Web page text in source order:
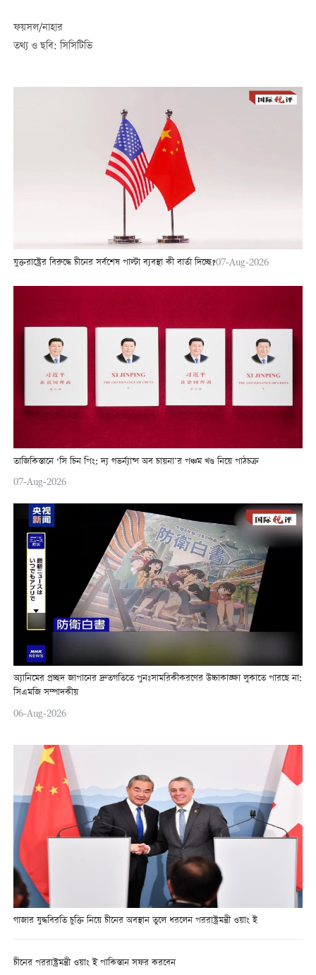
ফয়সল/নাহার
তথ্য ও ছবি: সিসিটিভি
যুক্তরাষ্ট্রের বিরুদ্ধে চীনের সর্বশেষ পাল্টা ব্যবস্থা কী বার্তা দিচ্ছে?07-Aug-2026
তাজিকিস্তানে ‘সি চিন পিং: দ্য গভর্ন্যান্স অব চায়না’র পঞ্চম খণ্ড নিয়ে পাঠচক্র
07-Aug-2026
অ্যানিমের প্রচ্ছদ জাপানের দ্রুতগতিতে পুনঃসামরিকীকরণের উচ্চাকাঙ্ক্ষা লুকাতে পারছে না:
সিএমজি সম্পাদকীয়
06-Aug-2026
গাজার যুদ্ধবিরতি চুক্তি নিয়ে চীনের অবস্থান তুলে ধরলেন পররাষ্ট্রমন্ত্রী ওয়াং ই
চীনের পররাষ্ট্রমন্ত্রী ওয়াং ই পাকিস্তান সফর করবেন